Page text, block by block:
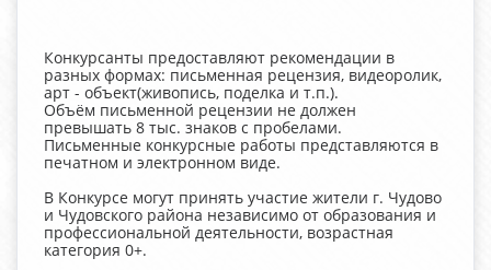
Конкурсанты предоставляют рекомендации в
разных формах: письменная рецензия, видеоролик,
арт - объект(живопись, поделка и т.п.).
Объём письменной рецензии не должен
превышать 8 тыс. знаков с пробелами.
Письменные конкурсные работы представляются в
печатном и электронном виде.
В Конкурсе могут принять участие жители г. Чудово
и Чудовского района независимо от образования и
профессиональной деятельности, возрастная
категория 0+.